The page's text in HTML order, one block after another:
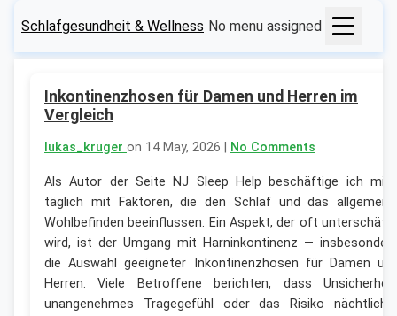
Schlafgesundheit & Wellness No menu assigned
Inkontinenzhosen für Damen und Herren im
Vergleich
lukas_kruger on 14 May, 2026 | No Comments
Als Autor der Seite NJ Sleep Help beschäftige ich
täglich mit Faktoren, die den Schlaf und das
Wohlbefinden beeinflussen. Ein Aspekt, der oft
wird, ist der Umgang mit Harninkontinenz —
die Auswahl geeigneter Inkontinenzhosen für Damen
Herren. Viele Betroffene berichten, dass
unangenehmes Tragegefühl oder das Risiko